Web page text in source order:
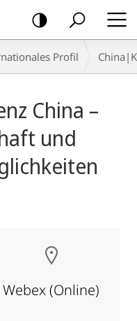
Profil
China –
und
Webex (Online)